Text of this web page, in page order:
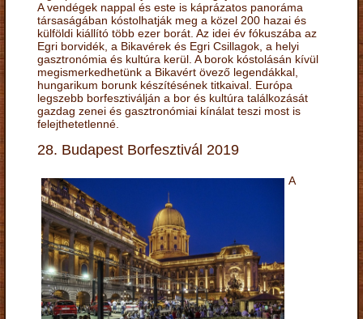
A vendégek nappal és este is káprázatos panoráma
társaságában kóstolhatják meg a közel 200 hazai és
külföldi kiállító több ezer borát. Az idei év fókuszába az
Egri borvidék, a Bikavérek és Egri Csillagok, a helyi
gasztronómia és kultúra kerül. A borok kóstolásán kívül
megismerkedhetünk a Bikavért övező legendákkal,
hungarikum borunk készítésének titkaival. Európa
legszebb borfesztiválján a bor és kultúra találkozását
gazdag zenei és gasztronómiai kínálat teszi most is
felejthetetlenné.
28. Budapest Borfesztivál 2019
A